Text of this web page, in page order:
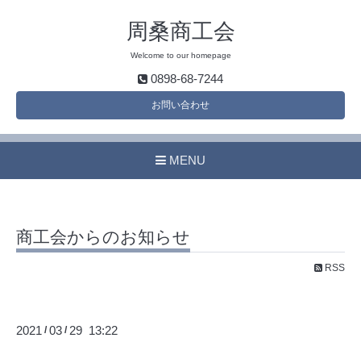
周桑商工会
Welcome to our homepage
0898-68-7244
お問い合わせ
MENU
商工会からのお知らせ
RSS
2021 /03 / 29 13:22